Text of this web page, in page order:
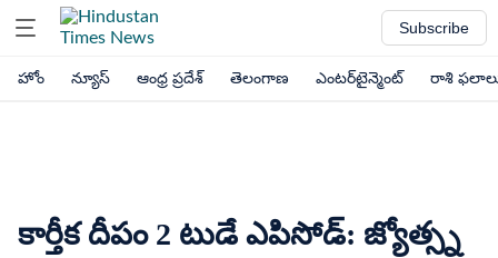
Subscribe
హోం న్యూస్ ఆంధ్ర ప్రదేశ్ తెలంగాణ ఎంటర్‌టైన్మెంట్ రాశి
కార్తీక దీపం 2 టుడే ఎపిసోడ్: జ్యోత్స్న